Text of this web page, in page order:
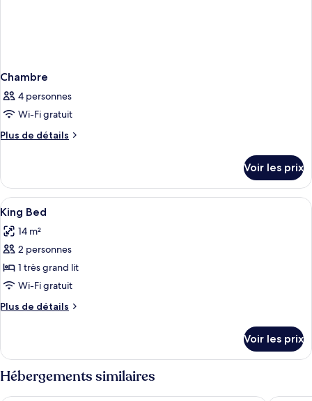
Chambre
4 personnes
Wi-Fi gratuit
Plus de détails
Plus
le
type
de
chambre
Chambre
Voir les prix
Afficher
toutes
les
photos
pour
ce
type
de
King
Bed
Bureau, fer et planche à repasser, lits
8
King Bed
14 m²
2 personnes
1 très grand lit
Wi-Fi gratuit
Plus de détails
Plus
le
type
de
chambre
Voir les prix
Hébergements similaires